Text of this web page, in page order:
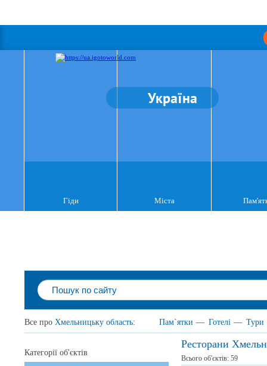
Україна
Гіди Міста
Все про Хмельницьку область: Пам`ятки — Готелі — Тури
Ресторани
Всього об'єктів: 59
Категорії об'єктів